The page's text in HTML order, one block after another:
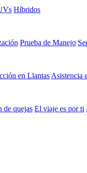
Híbridos
Prueba de Manejo
en Llantas Asistencia
de quejas El viaje es por ti